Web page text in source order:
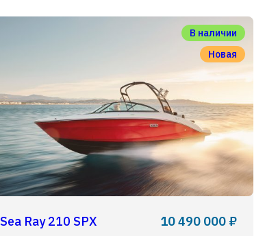
В наличии
Новая
Sea Ray 210 SPX 10 490 000 ₽